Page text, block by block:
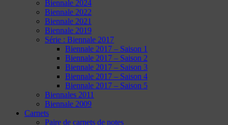
Biennale 2024
Biennale 2022
Biennale 2021
Biennale 2019
Série : Biennale 2017
Biennale 2017 – Saison 1
Biennale 2017 – Saison 2
Biennale 2017 – Saison 3
Biennale 2017 – Saison 4
Biennale 2017 – Saison 5
Biennales 2011
Biennale 2009
Carnets
Paire de carnets de notes